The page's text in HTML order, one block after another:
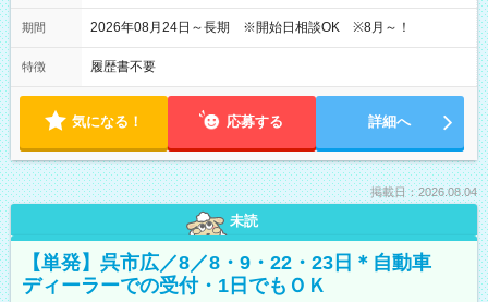
期間 2026年08月24日～長期 ※開始日相談OK ※8月～！
特徴 履歴書不要
気になる！ 応募する 詳細へ
掲載日：2026.08.04
未読
【単発】呉市広／8／8・9・22・23日＊自動車
ディーラーでの受付・1日でもＯＫ